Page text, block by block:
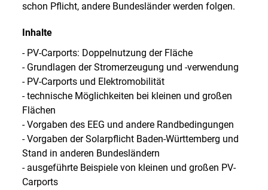
schon Pflicht, andere Bundesländer werden folgen.
Inhalte
- PV-Carports: Doppelnutzung der Fläche
- Grundlagen der Stromerzeugung und -verwendung
- PV-Carports und Elektromobilität
- technische Möglichkeiten bei kleinen und großen
Flächen
- Vorgaben des EEG und andere Randbedingungen
- Vorgaben der Solarpflicht Baden-Württemberg und
Stand in anderen Bundesländern
- ausgeführte Beispiele von kleinen und großen PV-
Carports